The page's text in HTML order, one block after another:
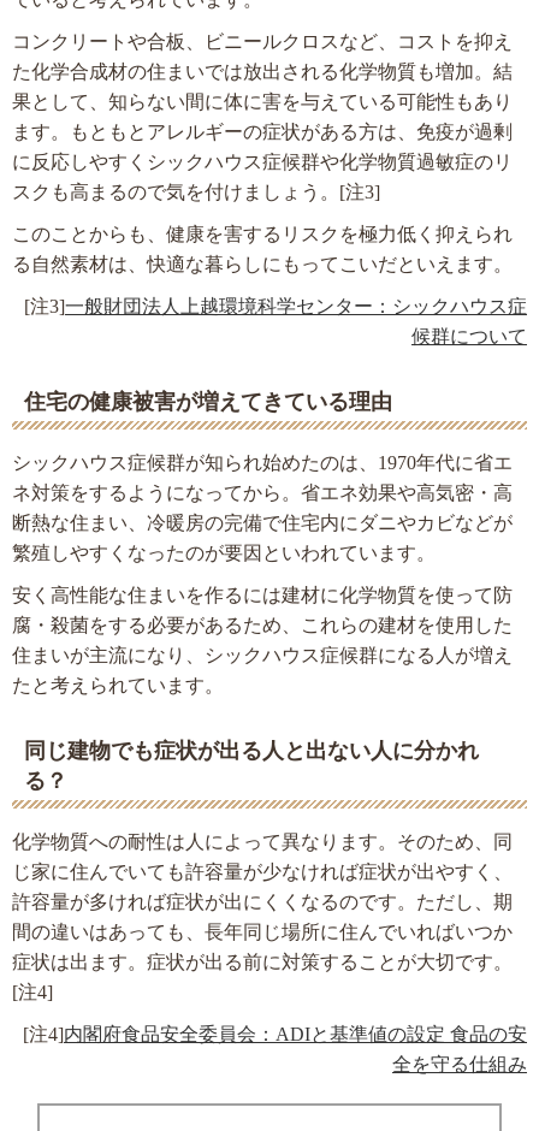
コンクリートや合板、ビニールクロスなど、コストを抑え
た化学合成材の住まいでは放出される化学物質も増加。結
果として、知らない間に体に害を与えている可能性もあり
ます。もともとアレルギーの症状がある方は、免疫が過剰
に反応しやすくシックハウス症候群や化学物質過敏症のリ
スクも高まるので気を付けましょう。[注3]
このことからも、健康を害するリスクを極力低く抑えられ
る自然素材は、快適な暮らしにもってこいだといえます。
[注3]一般財団法人上越環境科学センター：シックハウス症
候群について
住宅の健康被害が増えてきている理由
シックハウス症候群が知られ始めたのは、1970年代に省エ
ネ対策をするようになってから。省エネ効果や高気密・高
断熱な住まい、冷暖房の完備で住宅内にダニやカビなどが
繁殖しやすくなったのが要因といわれています。
安く高性能な住まいを作るには建材に化学物質を使って防
腐・殺菌をする必要があるため、これらの建材を使用した
住まいが主流になり、シックハウス症候群になる人が増え
たと考えられています。
同じ建物でも症状が出る人と出ない人に分かれ
る？
化学物質への耐性は人によって異なります。そのため、同
じ家に住んでいても許容量が少なければ症状が出やすく、
許容量が多ければ症状が出にくくなるのです。ただし、期
間の違いはあっても、長年同じ場所に住んでいればいつか
症状は出ます。症状が出る前に対策することが大切です。
[注4]
[注4]内閣府食品安全委員会：ADIと基準値の設定 食品の安
全を守る仕組み